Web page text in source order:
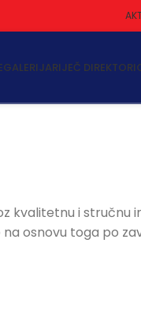
GALERIJARIJEČ
kvalitetnu i
osnovu toga po